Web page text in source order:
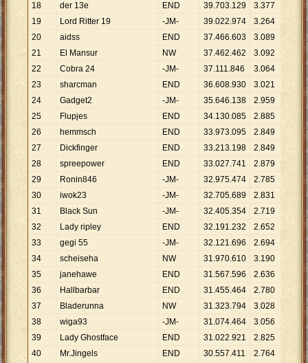
18
der 13e END 39.703.129 3.377
19
Lord Ritter 19 -JM- 39.022.974 3.264
20
aidss END 37.466.603 3.089 12
21
El Mansur NW 37.462.462 3.092
22
Cobra 24 -JM- 37.111.846 3.064 12
23
sharcman END 36.608.930 3.021 12
24
Gadget2 -JM- 35.646.138 2.959
25
Flupjes END 34.130.085 2.885 11
26
hemmsch END 33.973.095 2.849
27
Dickfinger END 33.213.198 2.849
28
spreepower END 33.027.741 2.879
29
Ronin846 -JM- 32.975.474 2.785
30
iwok23 -JM- 32.705.689 2.831
31
Black Sun -JM- 32.405.354 2.719
32
Lady ripley END 32.191.232 2.652
33
gegi 55 -JM- 32.121.696 2.694 11
34
scheiseha NW 31.970.610 3.190
35
janehawe END 31.567.596 2.636 11
36
Hallbarbar END 31.455.464 2.780 11
37
Bladerunna NW 31.323.794 3.028
38
wiga93 -JM- 31.074.464 3.056 10
39
Lady Ghostface END 31.022.921 2.825
40
Mr.Jingels END 30.557.411 2.764 11